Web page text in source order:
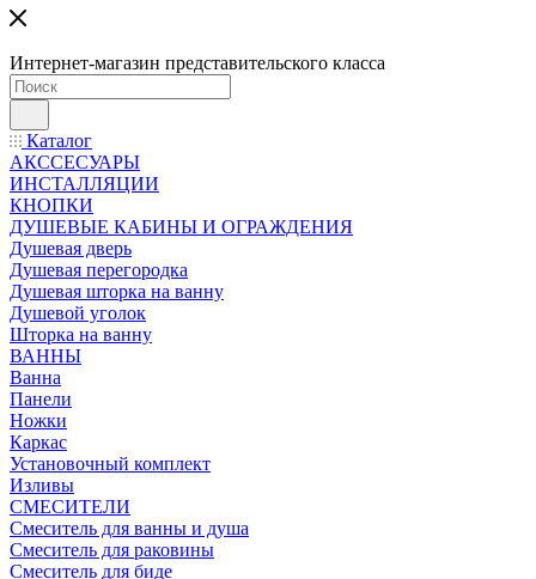
Интернет-магазин представительского класса
Каталог
АКССЕСУАРЫ
ИНСТАЛЛЯЦИИ
КНОПКИ
ДУШЕВЫЕ КАБИНЫ И ОГРАЖДЕНИЯ
Душевая дверь
Душевая перегородка
Душевая шторка на ванну
Душевой уголок
Шторка на ванну
ВАННЫ
Ванна
Панели
Ножки
Каркас
Установочный комплект
Изливы
СМЕСИТЕЛИ
Смеситель для ванны и душа
Смеситель для раковины
Смеситель для биде